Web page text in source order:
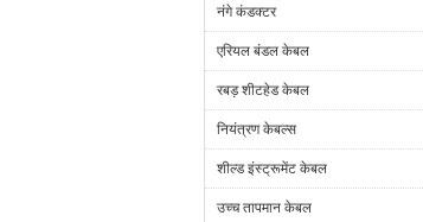
नंगे कंडक्टर
एरियल बंडल केबल
रबड़ शीटहेड केबल
नियंत्रण केबल्स
शील्ड इंस्ट्रूमेंट केबल
उच्च तापमान केबल